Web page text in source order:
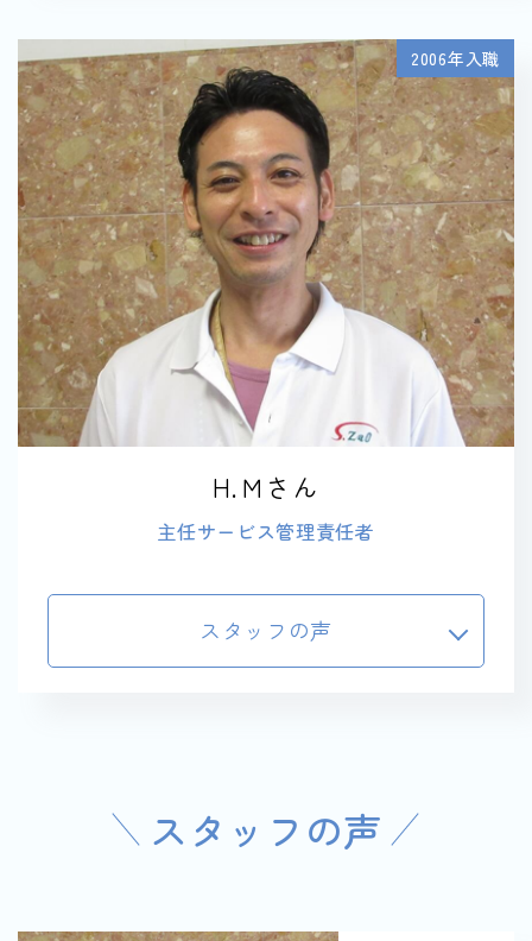
2006年入職
H.Ｍさん
主任サービス管理責任者
スタッフの声
スタッフの声